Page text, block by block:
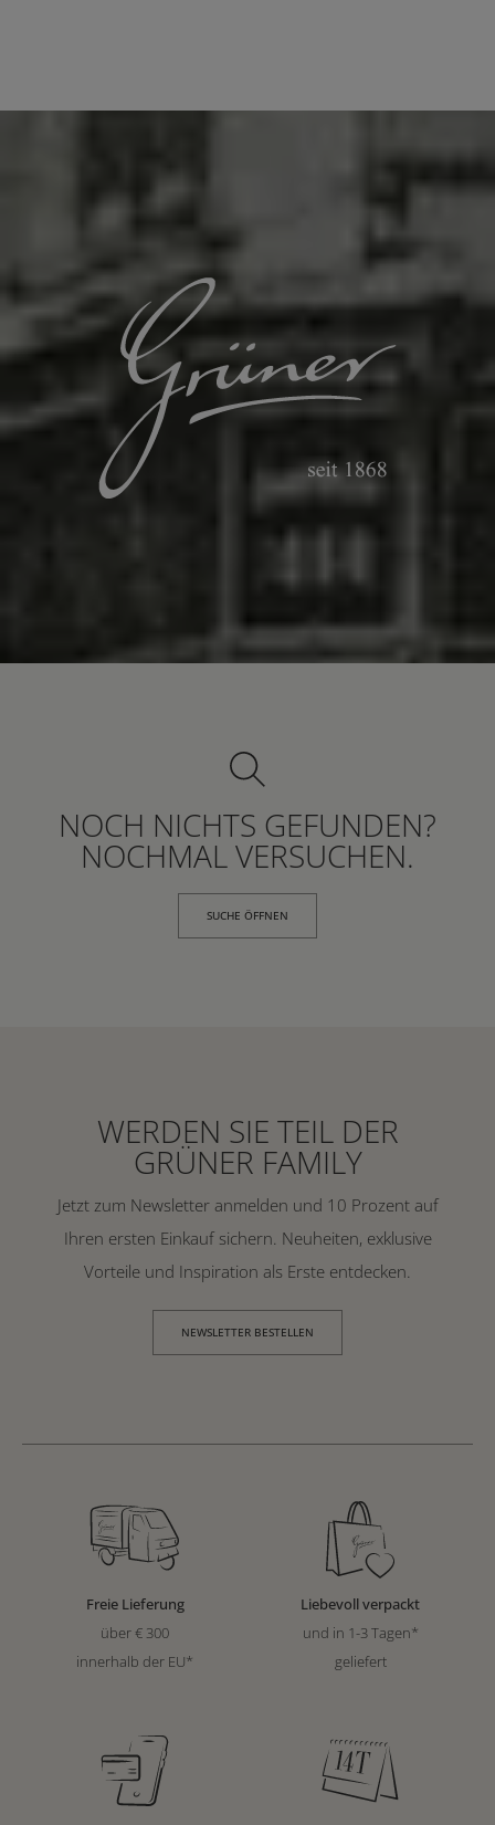
NOCH NICHTS GEFUNDEN?
NOCHMAL VERSUCHEN.
SUCHE ÖFFNEN
WERDEN SIE TEIL DER
GRÜNER FAMILY
Jetzt zum Newsletter anmelden und 10 Prozent auf
Ihren ersten Einkauf sichern. Neuheiten, exklusive
Vorteile und Inspiration als Erste entdecken.
NEWSLETTER BESTELLEN
Freie Lieferung
über € 300
innerhalb der EU*
Liebevoll verpackt
und in 1-3 Tagen*
geliefert